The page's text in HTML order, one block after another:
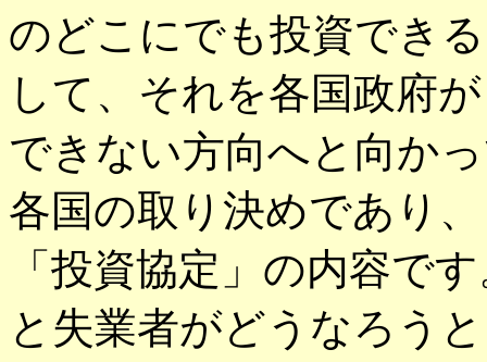
のどこにでも投資でき
して、それを各国政府
できない方向へと向か
各国の取り決めであり
「投資協定」の内容で
と失業者がどうなろう